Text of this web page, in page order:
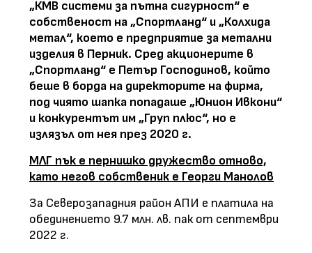
„КМВ системи за пътна сигурност“ е
собственост на „Спортланд“ и „Колхида
метал“, което е предприятие за метални
изделия в Перник. Сред акционерите в
„Спортланд“ е Петър Господинов, който
беше в борда на директорите на фирма,
под чиято шапка попадаше „Юнион Ивкони“
и конкурентът им „Груп плюс“, но е
излязъл от нея през 2020 г.
МЛГ пък е пернишко дружество отново,
като негов собственик е Георги Манолов
За Северозападния район АПИ е платила на
обединението 9.7 млн. лв. пак от септември
2022 г.